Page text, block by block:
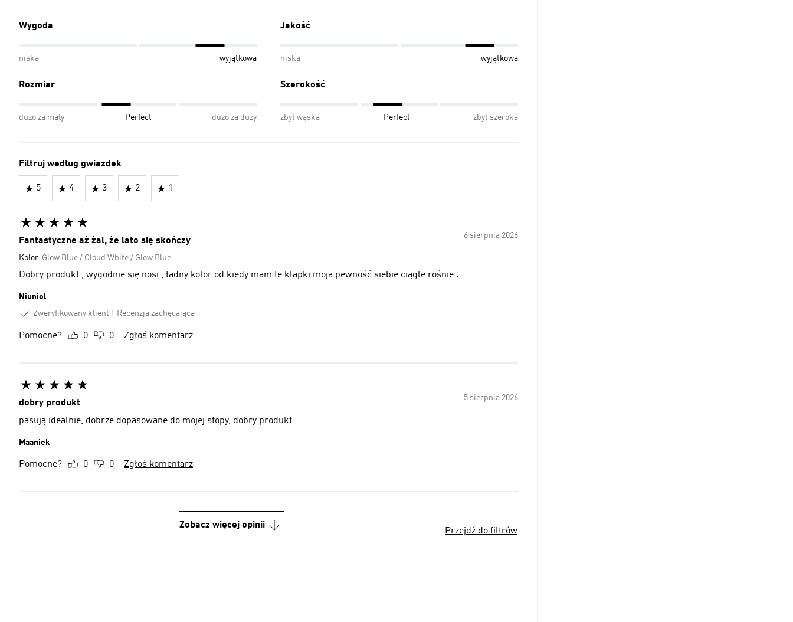
Wygoda
niska wyjątkowa
Jakość
niska wyjątkowa
Rozmiar
dużo za mały Perfect dużo za duży
Szerokość
zbyt wąska Perfect zbyt szeroka
Filtruj według gwiazdek
5 4 3 2 1
6 sierpnia 2026
Fantastyczne aż żal, że lato się skończy
Kolor: Glow Blue / Cloud White / Glow Blue
Dobry produkt , wygodnie się nosi , ładny kolor od kiedy mam te klapki moja pewność siebie ciągle rośnie .
Niuniol
Zweryfikowany klient
Recenzja zachęcająca
Pomocne? 0 0 Zgłoś komentarz
5 sierpnia 2026
dobry produkt
pasują idealnie, dobrze dopasowane do mojej stopy, dobry produkt
Maaniek
Pomocne? 0 0 Zgłoś komentarz
Zobacz więcej opinii
Przejdź do filtrów